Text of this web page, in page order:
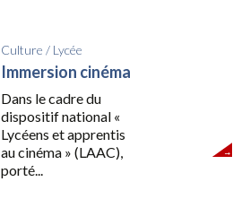
Culture / Lycée
Immersion cinéma
Dans le cadre du
dispositif national «
Lycéens et apprentis
au cinéma » (LAAC),
porté...